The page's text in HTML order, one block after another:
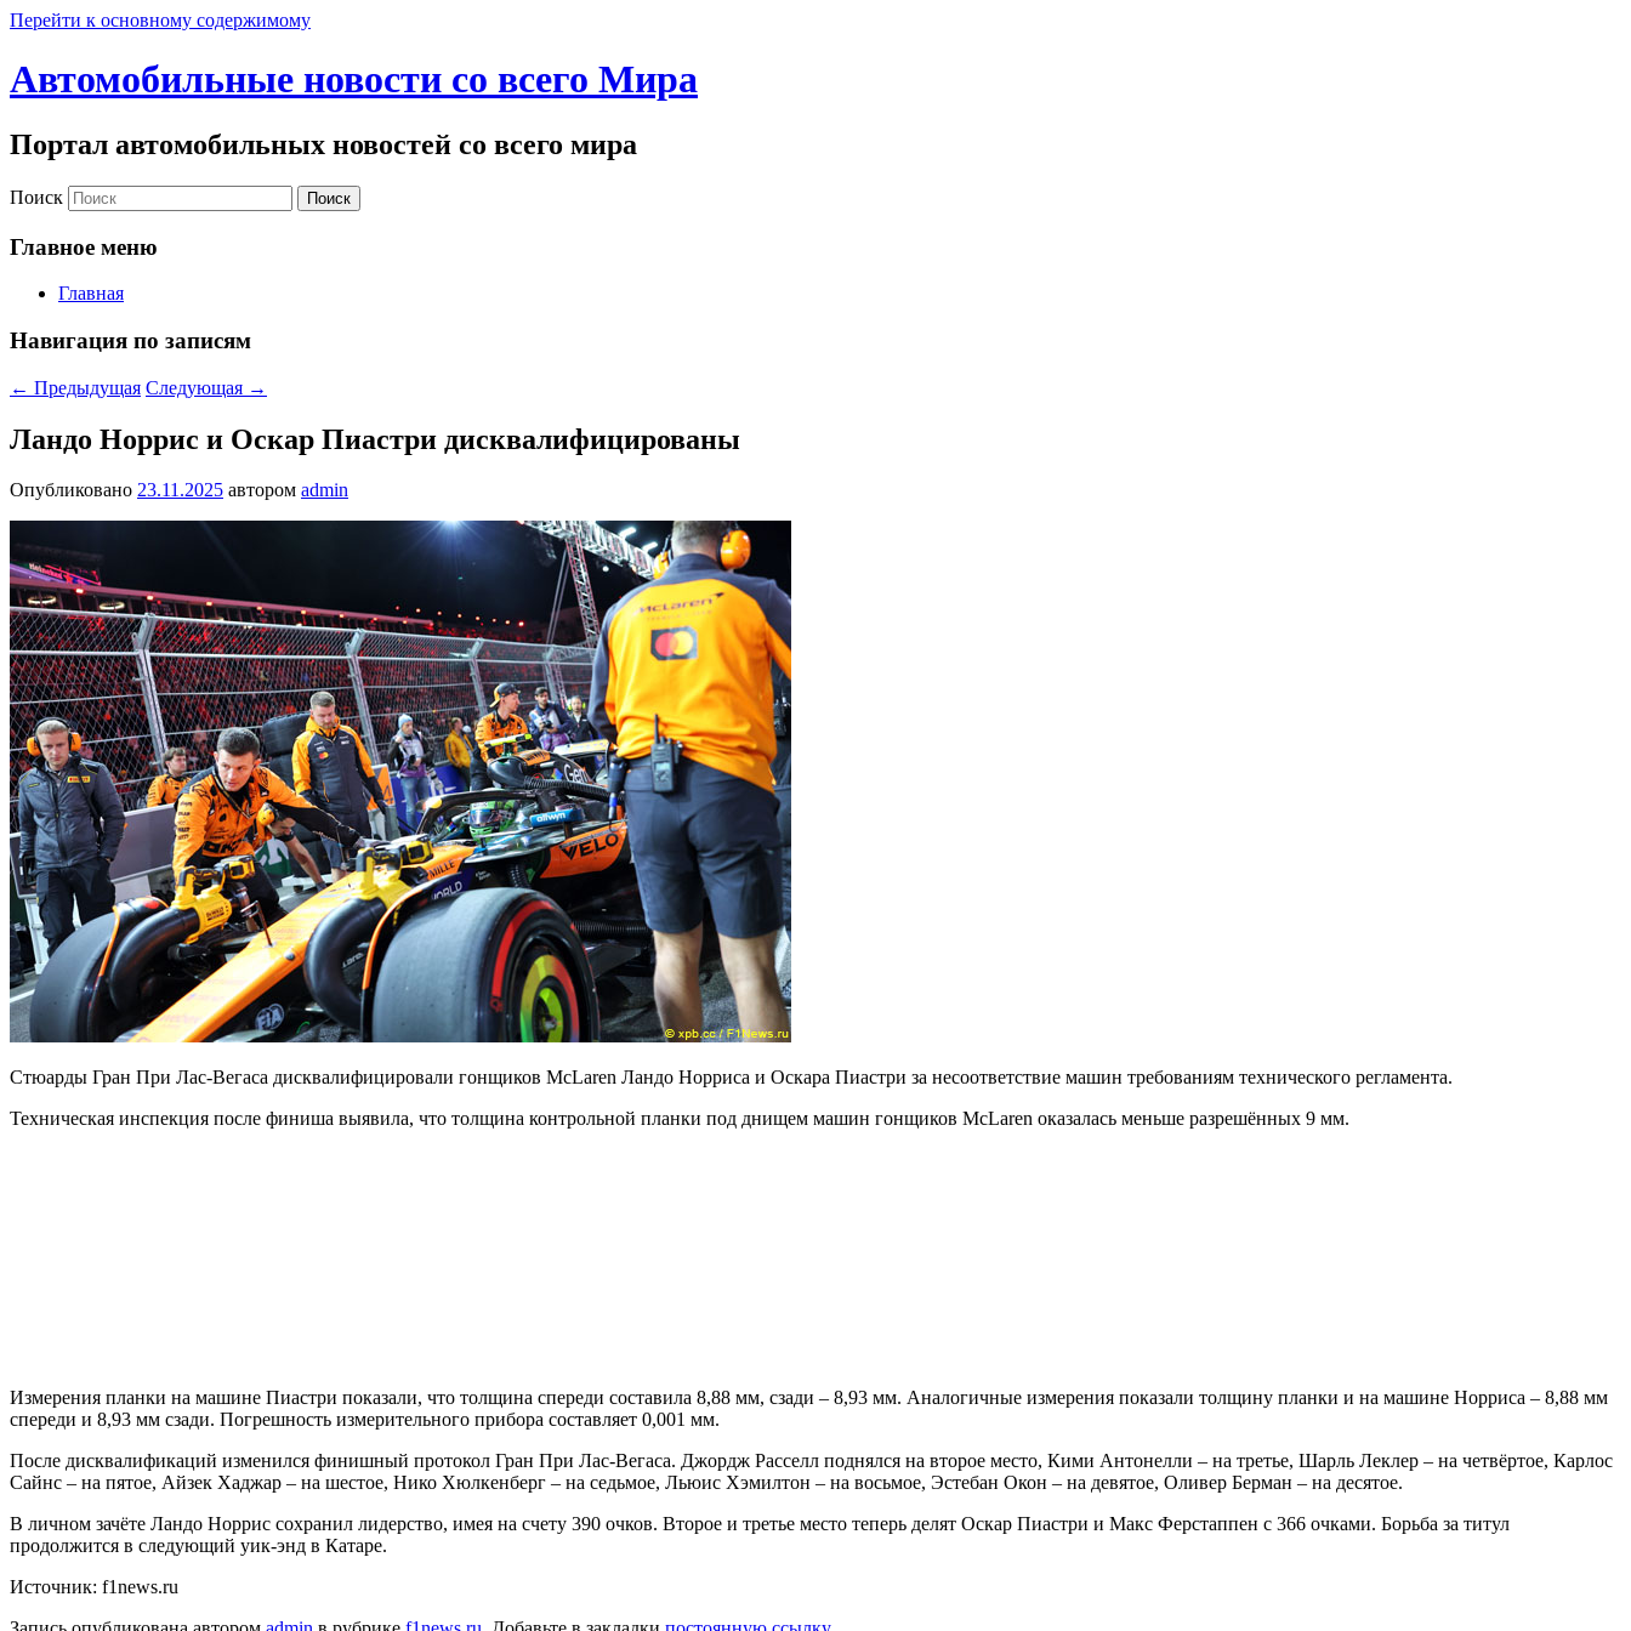
Перейти к основному содержимому
Автомобильные новости со всего Мира
Портал автомобильных новостей со всего мира
Поиск
Главное меню
Главная
Навигация по записям
← Предыдущая Следующая →
Ландо Норрис и Оскар Пиастри дисквалифицированы
Опубликовано 23.11.2025 автором admin
Стюарды Гран При Лас-Вегаса дисквалифицировали гонщиков McLaren Ландо Норриса и Оскара Пиастри за несоответствие машин требованиям технического регламента.
Техническая инспекция после финиша выявила, что толщина контрольной планки под днищем машин гонщиков McLaren оказалась меньше разрешённых 9 мм.
Измерения планки на машине Пиастри показали, что толщина спереди составила 8,88 мм, сзади – 8,93 мм. Аналогичные измерения показали толщину планки и на машине Норриса – 8,88 мм
спереди и 8,93 мм сзади. Погрешность измерительного прибора составляет 0,001 мм.
После дисквалификаций изменился финишный протокол Гран При Лас-Вегаса. Джордж Расселл поднялся на второе место, Кими Антонелли – на третье, Шарль Леклер – на четвёртое, Карлос
Сайнс – на пятое, Айзек Хаджар – на шестое, Нико Хюлкенберг – на седьмое, Льюис Хэмилтон – на восьмое, Эстебан Окон – на девятое, Оливер Берман – на десятое.
В личном зачёте Ландо Норрис сохранил лидерство, имея на счету 390 очков. Второе и третье место теперь делят Оскар Пиастри и Макс Ферстаппен с 366 очками. Борьба за титул
продолжится в следующий уик-энд в Катаре.
Источник: f1news.ru